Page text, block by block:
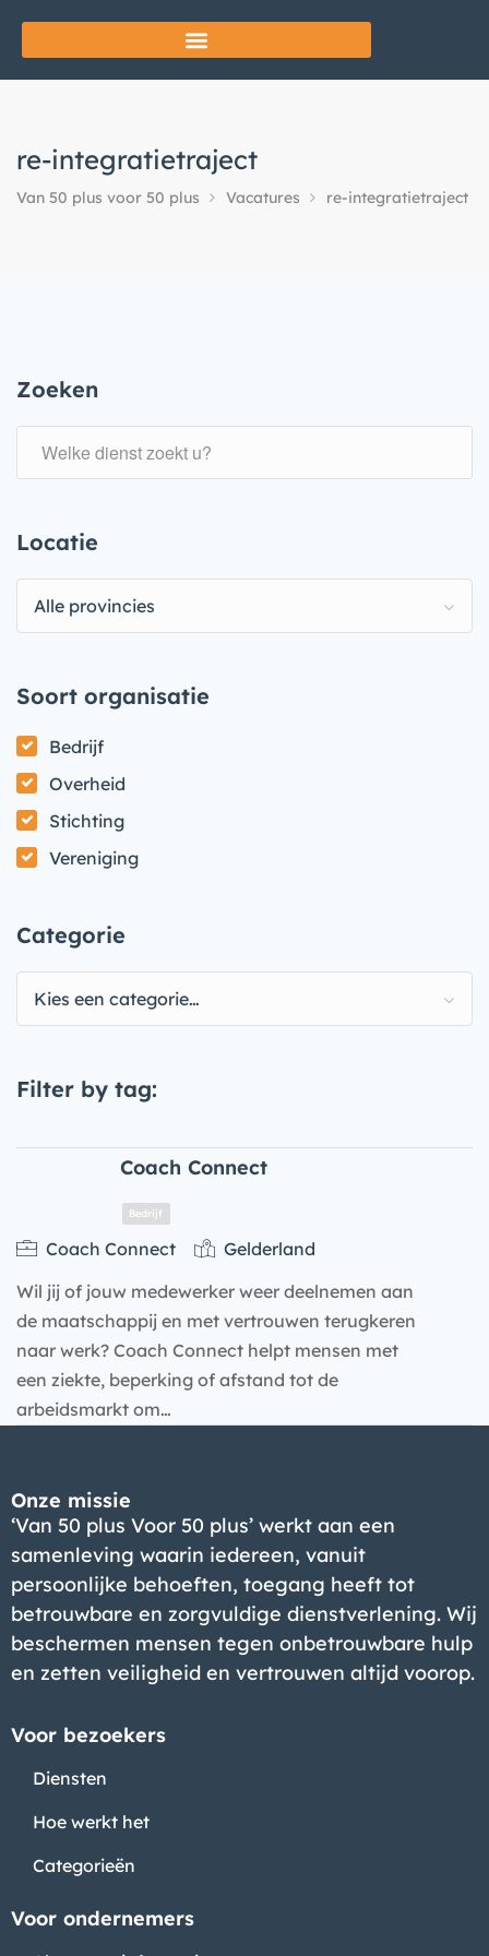
re-integratietraject
Van 50 plus voor 50 plus Vacatures re-integratietraject
Zoeken
Locatie
Alle provincies
Soort organisatie
Bedrijf
Overheid
Stichting
Vereniging
Categorie
Kies een categorie…
Filter by tag:
Coach Connect
Bedrijf
Coach Connect
Gelderland
Wil jij of jouw medewerker weer deelnemen aan
de maatschappij en met vertrouwen terugkeren
naar werk? Coach Connect helpt mensen met
een ziekte, beperking of afstand tot de
arbeidsmarkt om…
Onze missie
‘Van 50 plus Voor 50 plus’ werkt aan een
samenleving waarin iedereen, vanuit
persoonlijke behoeften, toegang heeft tot
betrouwbare en zorgvuldige dienstverlening. Wij
beschermen mensen tegen onbetrouwbare hulp
en zetten veiligheid en vertrouwen altijd voorop.
Voor bezoekers
Diensten
Hoe werkt het
Categorieën
Voor ondernemers